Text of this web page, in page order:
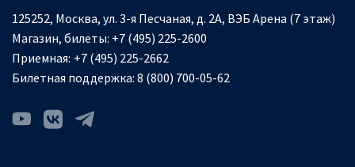
125252, Москва, ул. 3-я Песчаная, д. 2А, ВЭБ Арена (7 этаж)
Магазин, билеты: +7 (495) 225-2600
Приемная: +7 (495) 225-2662
Билетная поддержка: 8 (800) 700-05-62